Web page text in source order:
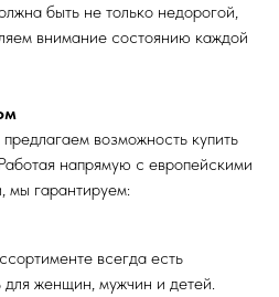
быть не только недорогой,
внимание состоянию каждой
возможность купить
напрямую с европейскими
мы гарантируем:
всегда есть
для женщин, мужчин и детей.